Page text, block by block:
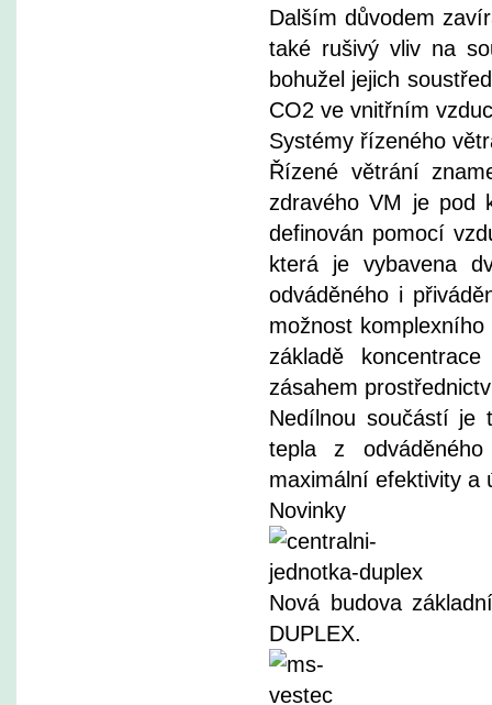
Dalším důvodem
také rušivý vliv na
bohužel jejich
CO2 ve vnitřním
Systémy řízeného
Řízené větrání
zdravého VM je pod
definován pomocí
která je vybavena
odváděného i
možnost
základě
zásahem
Nedílnou součástí je
tepla z
maximální efektivity a
Novinky
Nová budova
DUPLEX.